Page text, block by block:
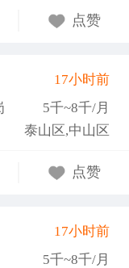
能够很好地吸纳
高度敬业精神、
点赞
(张卓璐)17小时前
5千~8千/月
泰山区,中山区
点赞
17小时前
5千~8千/月